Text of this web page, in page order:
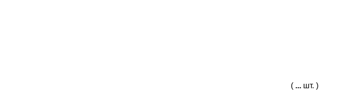
( ... шт. )